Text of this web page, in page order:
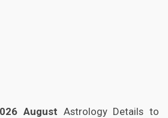
August Astrology Details to